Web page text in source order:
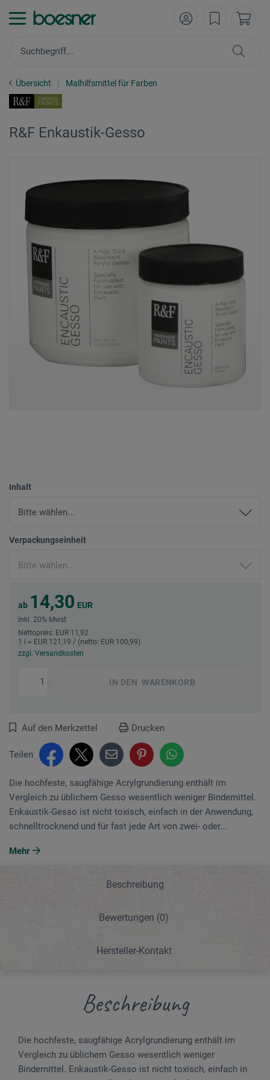
Übersicht Malhilfsmittel für Farben
R&F Enkaustik-Gesso
Inhalt
Verpackungseinheit
ab 14,30 EUR
inkl. 20% Mwst
Nettopreis: EUR 11,92
1 l = EUR 121,19 / (netto: EUR 100,99)
zzgl. Versandkosten
IN DEN WARENKORB
Auf den Merkzettel Drucken
Teilen
Die hochfeste, saugfähige Acrylgrundierung enthält im
Vergleich zu üblichem Gesso wesentlich weniger Bindemittel.
Enkaustik-Gesso ist nicht toxisch, einfach in der Anwendung,
schnelltrocknend und für fast jede Art von zwei- oder...
Mehr
Beschreibung
Bewertungen (0)
Hersteller-Kontakt
Beschreibung
Die hochfeste, saugfähige Acrylgrundierung enthält im
Vergleich zu üblichem Gesso wesentlich weniger
Bindemittel. Enkaustik-Gesso ist nicht toxisch, einfach in